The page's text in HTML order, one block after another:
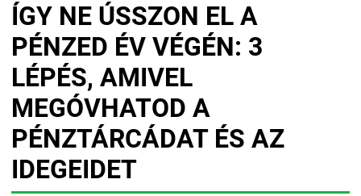
ÍGY NE ÚSSZON EL A
PÉNZED ÉV VÉGÉN: 3
LÉPÉS, AMIVEL
MEGÓVHATOD A
PÉNZTÁRCÁDAT ÉS AZ
IDEGEIDET